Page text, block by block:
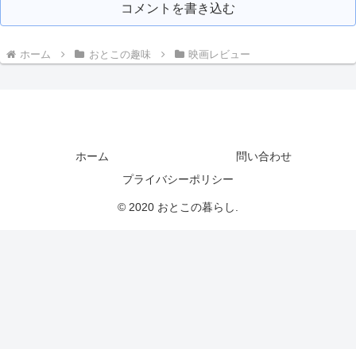
コメントを書き込む
ホーム おとこの趣味 映画レビュー
ホーム
問い合わせ
プライバシーポリシー
© 2020 おとこの暮らし.